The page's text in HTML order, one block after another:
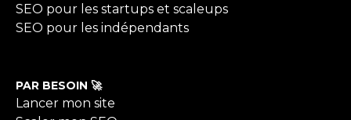
SEO pour les startups et scaleups
SEO pour les indépendants
PAR BESOIN 🚀
Lancer mon site